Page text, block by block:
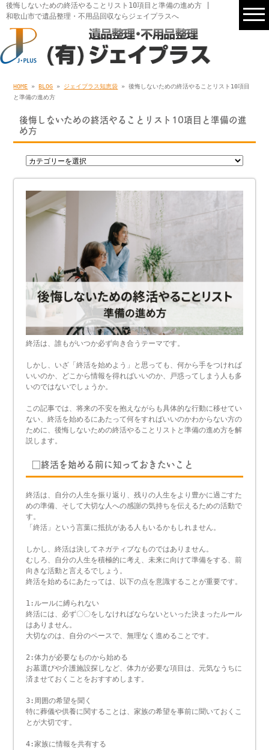
後悔しないための終活やることリスト10項目と準備の進め方 |
和歌山市で遺品整理・不用品回収ならジェイプラスへ
HOME »BLOG » ジェイプラス知恵袋 » 後悔しないための終活やることリスト10項目
と準備の進め方
後悔しないための終活やることリスト10項目と準備の進
め方
終活は、誰もがいつか必ず向き合うテーマです。
しかし、いざ「終活を始めよう」と思っても、何から手をつければ
いいのか、どこから情報を得ればいいのか、戸惑ってしまう人も多
いのではないでしょうか。
この記事では、将来の不安を抱えながらも具体的な行動に移せてい
ない、終活を始めるにあたって何をすればいいのかわからない方の
ために、後悔しないための終活やることリストと準備の進め方を解
説します。
□終活を始める前に知っておきたいこと
終活は、自分の人生を振り返り、残りの人生をより豊かに過ごすた
めの準備、そして大切な人への感謝の気持ちを伝えるための活動で
す。
「終活」という言葉に抵抗がある人もいるかもしれません。
しかし、終活は決してネガティブなものではありません。
むしろ、自分の人生を積極的に考え、未来に向けて準備をする、前
向きな活動と言えるでしょう。
終活を始めるにあたっては、以下の点を意識することが重要です。
1:ルールに縛られない
終活には、必ず〇〇をしなければならないといった決まったルール
はありません。
大切なのは、自分のペースで、無理なく進めることです。
2:体力が必要なものから始める
お墓選びや介護施設探しなど、体力が必要な項目は、元気なうちに
済ませておくことをおすすめします。
3:周囲の希望を聞く
特に葬儀や供養に関することは、家族の希望を事前に聞いておくこ
とが大切です。
4:家族に情報を共有する